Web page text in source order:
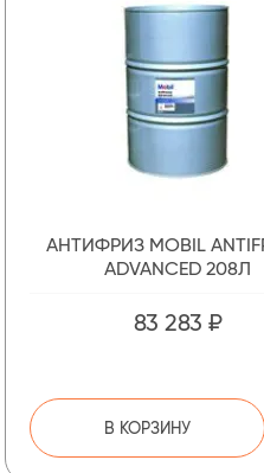
АНТИФРИЗ MOBIL
ADVANCED 208Л
83 283 ₽
В КОРЗИНУ